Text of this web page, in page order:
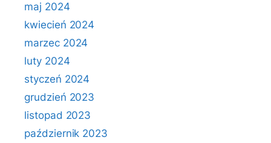
maj 2024
kwiecień 2024
marzec 2024
luty 2024
styczeń 2024
grudzień 2023
listopad 2023
październik 2023